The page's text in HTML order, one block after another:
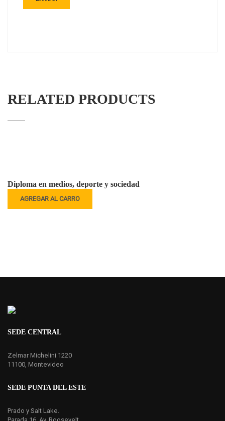
RELATED PRODUCTS
Diploma en medios, deporte y sociedad
AGREGAR AL CARRO
SEDE CENTRAL
Zelmar Michelini 1220
11100, Montevideo
SEDE PUNTA DEL ESTE
Prado y Salt Lake.